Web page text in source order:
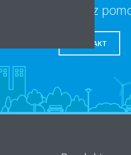
Potrzebujesz
KONTAKT